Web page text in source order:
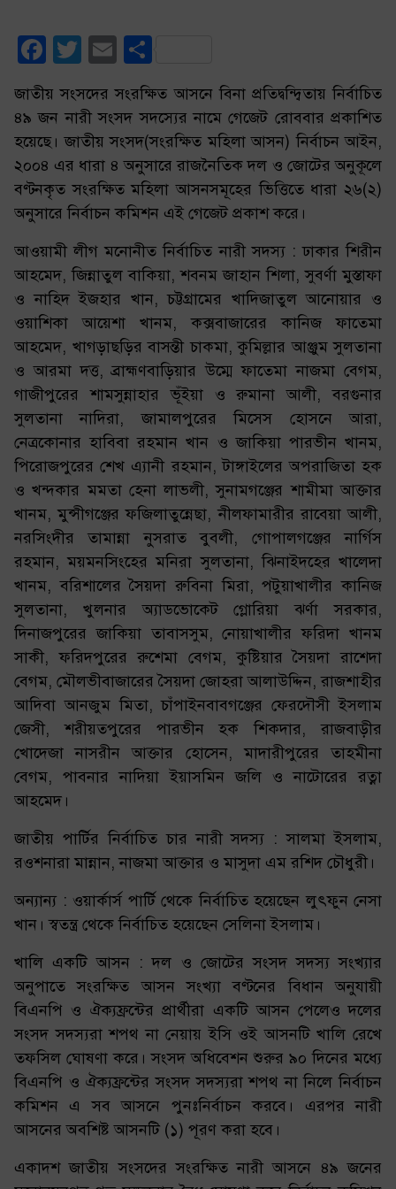
Facebook
TwitterEmail
জাতীয় সংসদের সংরক্ষিত আসনে বিনা প্রতিদ্বন্দ্বিতায় নির্বাচিত
৪৯ জন নারী সংসদ সদস্যের নামে গেজেট রোববার প্রকাশিত
হয়েছে। জাতীয় সংসদ(সংরক্ষিত মহিলা আসন) নির্বাচন আইন,
২০০৪ এর ধারা ৪ অনুসারে রাজনৈতিক দল ও জোটের অনুকূলে
বণ্টনকৃত সংরক্ষিত মহিলা আসনসমূহের ভিত্তিতে ধারা ২৬(২)
অনুসারে নির্বাচন কমিশন এই গেজেট প্রকাশ করে।
আওয়ামী লীগ মনোনীত নির্বাচিত নারী সদস্য : ঢাকার শিরীন
আহমেদ, জিন্নাতুল বাকিয়া, শবনম জাহান শিলা, সুবর্ণা মুস্তাফা
ও নাহিদ ইজহার খান, চট্টগ্রামের খাদিজাতুল আনোয়ার ও
ওয়াশিকা আয়েশা খানম, কক্সবাজারের কানিজ ফাতেমা
আহমেদ, খাগড়াছড়ির বাসন্তী চাকমা, কুমিল্লার আঞ্জুম সুলতানা
ও আরমা দত্ত, ব্রাহ্মণবাড়িয়ার উম্মে ফাতেমা নাজমা বেগম,
গাজীপুরের শামসুন্নাহার ভূঁইয়া ও রুমানা আলী, বরগুনার
সুলতানা নাদিরা, জামালপুরের মিসেস হোসনে আরা,
নেত্রকোনার হাবিবা রহমান খান ও জাকিয়া পারভীন খানম,
পিরোজপুরের শেখ এ্যানী রহমান, টাঙ্গাইলের অপরাজিতা হক
ও খন্দকার মমতা হেনা লাভলী, সুনামগঞ্জের শামীমা আক্তার
খানম, মুন্সীগঞ্জের ফজিলাতুন্নেছা, নীলফামারীর রাবেয়া আলী,
নরসিংদীর তামান্না নুসরাত বুবলী, গোপালগঞ্জের নার্গিস
রহমান, ময়মনসিংহের মনিরা সুলতানা, ঝিনাইদহের খালেদা
খানম, বরিশালের সৈয়দা রুবিনা মিরা, পটুয়াখালীর কানিজ
সুলতানা, খুলনার অ্যাডভোকেট গ্লোরিয়া ঝর্ণা সরকার,
দিনাজপুরের জাকিয়া তাবাসসুম, নোয়াখালীর ফরিদা খানম
সাকী, ফরিদপুরের রুশেমা বেগম, কুষ্টিয়ার সৈয়দা রাশেদা
বেগম, মৌলভীবাজারের সৈয়দা জোহরা আলাউদ্দিন, রাজশাহীর
আদিবা আনজুম মিতা, চাঁপাইনবাবগঞ্জের ফেরদৌসী ইসলাম
জেসী, শরীয়তপুরের পারভীন হক শিকদার, রাজবাড়ীর
খোদেজা নাসরীন আক্তার হোসেন, মাদারীপুরের তাহমীনা
বেগম, পাবনার নাদিয়া ইয়াসমিন জলি ও নাটোরের রত্না
আহমেদ।
জাতীয় পার্টির নির্বাচিত চার নারী সদস্য : সালমা ইসলাম,
রওশনারা মান্নান, নাজমা আক্তার ও মাসুদা এম রশিদ চৌধুরী।
অন্যান্য : ওয়ার্কার্স পার্টি থেকে নির্বাচিত হয়েছেন লুৎফুন নেসা
খান। স্বতন্ত্র থেকে নির্বাচিত হয়েছেন সেলিনা ইসলাম।
খালি একটি আসন : দল ও জোটের সংসদ সদস্য সংখ্যার
অনুপাতে সংরক্ষিত আসন সংখ্যা বণ্টনের বিধান অনুযায়ী
বিএনপি ও ঐক্যফ্রন্টের প্রার্থীরা একটি আসন পেলেও দলের
সংসদ সদস্যরা শপথ না নেয়ায় ইসি ওই আসনটি খালি রেখে
তফসিল ঘোষণা করে। সংসদ অধিবেশন শুরুর ৯০ দিনের মধ্যে
বিএনপি ও ঐক্যফ্রন্টের সংসদ সদস্যরা শপথ না নিলে নির্বাচন
কমিশন এ সব আসনে পুনঃনির্বাচন করবে। এরপর নারী
আসনের অবশিষ্ট আসনটি (১) পূরণ করা হবে।
একাদশ জাতীয় সংসদের সংরক্ষিত নারী আসনে ৪৯ জনের